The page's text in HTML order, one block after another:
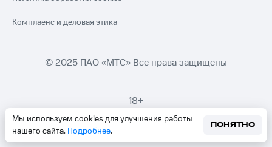
Мы используем cookies для улучшения работы
нашего сайта. Подробнее.
ПОНЯТНО
Комплаенс и деловая этика
© 2025 ПАО «МТС» Все права защищены
18+